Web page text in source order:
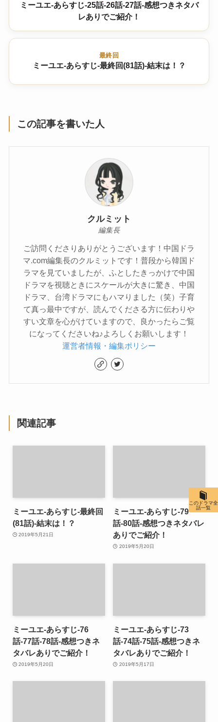
ミーユエ-あらすじ-25話-26話-27話-感想つきネタバ
レありでご紹介！
最終回
ミーユエ-あらすじ-最終回(81話)-結末は！？
この記事を書いた人
クルミット
編集長
ご訪問くださりありがとうございます！中国ドラ
マ.com編集長のクルミットです！普段から韓国ド
ラマを見ていましたが、ふとしたきっかけで中国
ドラマを視聴ときにスケールが大きに驚き、中国
ドラマ、台湾ドラマにもハマりました（笑）子育
て真っ最中ですが、読んでくださる方に伝わりや
すい文章を心がけていますので、良かったらご覧
になってくださいね♪よろしくお願いします！
運営者情報・編集ポリシー
関連記事
ミーユエ-あらすじ-最終回
(81話)-結末は！？
2019年5月21日
ミーユエ-あらすじ-79
話-80話-感想つきネタバレ
ありでご紹介！
2019年5月20日
ミーユエ-あらすじ-76
話-77話-78話-感想つきネ
タバレありでご紹介！
2019年5月20日
ミーユエ-あらすじ-73
話-74話-75話-感想つきネ
タバレありでご紹介！
2019年5月17日
このドラマ全
話一覧